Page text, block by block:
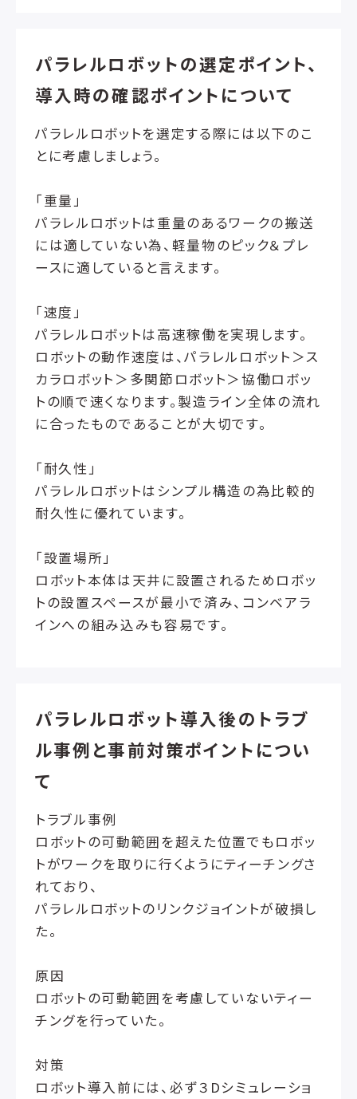
パラレルロボットの選定ポイント、
導入時の確認ポイントについて
パラレルロボットを選定する際には以下のこ
とに考慮しましょう。
「重量」
パラレルロボットは重量のあるワークの搬送
には適していない為、軽量物のピック＆プレ
ースに適していると言えます。
「速度」
パラレルロボットは高速稼働を実現します。
ロボットの動作速度は、パラレルロボット＞ス
カラロボット＞多関節ロボット＞協働ロボッ
トの順で速くなります。製造ライン全体の流れ
に合ったものであることが大切です。
「耐久性」
パラレルロボットはシンプル構造の為比較的
耐久性に優れています。
「設置場所」
ロボット本体は天井に設置されるためロボッ
トの設置スペースが最小で済み、コンベアラ
インへの組み込みも容易です。
パラレルロボット導入後のトラブ
ル事例と事前対策ポイントについ
て
トラブル事例
ロボットの可動範囲を超えた位置でもロボッ
トがワークを取りに行くようにティーチングさ
れており、
パラレルロボットのリンクジョイントが破損し
た。
原因
ロボットの可動範囲を考慮していないティー
チングを行っていた。
対策
ロボット導入前には、必ず３Dシミュレーショ